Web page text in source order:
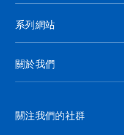
系列網站
關於我們
關注我們的社群